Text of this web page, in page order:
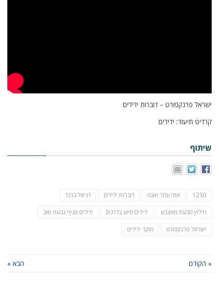
ישראל פרנקפורט – דוברות ידידים
קרדיט תיעוד: ידידים
שיתוף
1230 אתי עמר זאגה דוברות ידידים דניאל ברנד
חילוץ טבעת מאצבע ידידים סיוע בדרכים ידידים סניף גבעת זאב
ישראל פרנקפורט מוקד ידידים
« הקודם הבא »